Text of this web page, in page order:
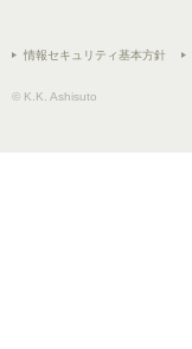
情報セキュリティ基本方針
© K.K. Ashisuto